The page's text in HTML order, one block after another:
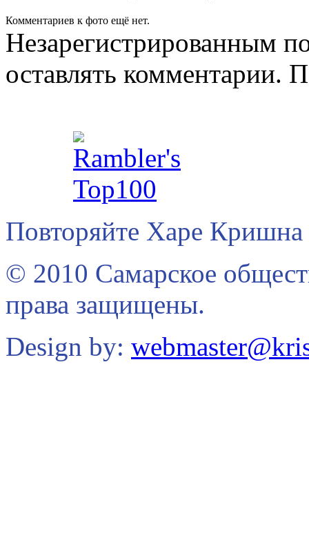
Комментариев к фото ещё нет.
Незарегистрированным
оставлять комментарии.
Повторяйте Харе Кришна
© 2010 Самарское
права защищены.
Design by: